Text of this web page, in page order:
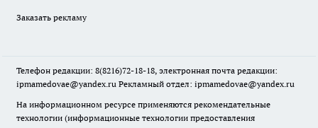
Заказать рекламу
Телефон редакции: 8(8216)72-18-18, электронная почта редакции:
ipmamedovae@yandex.ru Рекламный отдел: ipmamedovae@yandex.ru
На информационном ресурсе применяются рекомендательные
технологии (информационные технологии предоставления